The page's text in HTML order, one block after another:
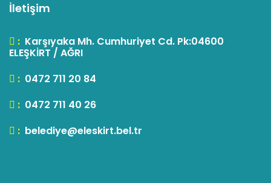
İletişim
: Karşıyaka Mh. Cumhuriyet Cd. Pk:04600
ELEŞKİRT / AĞRI
: 0472 711 20 84
: 0472 711 40 26
: belediye@eleskirt.bel.tr